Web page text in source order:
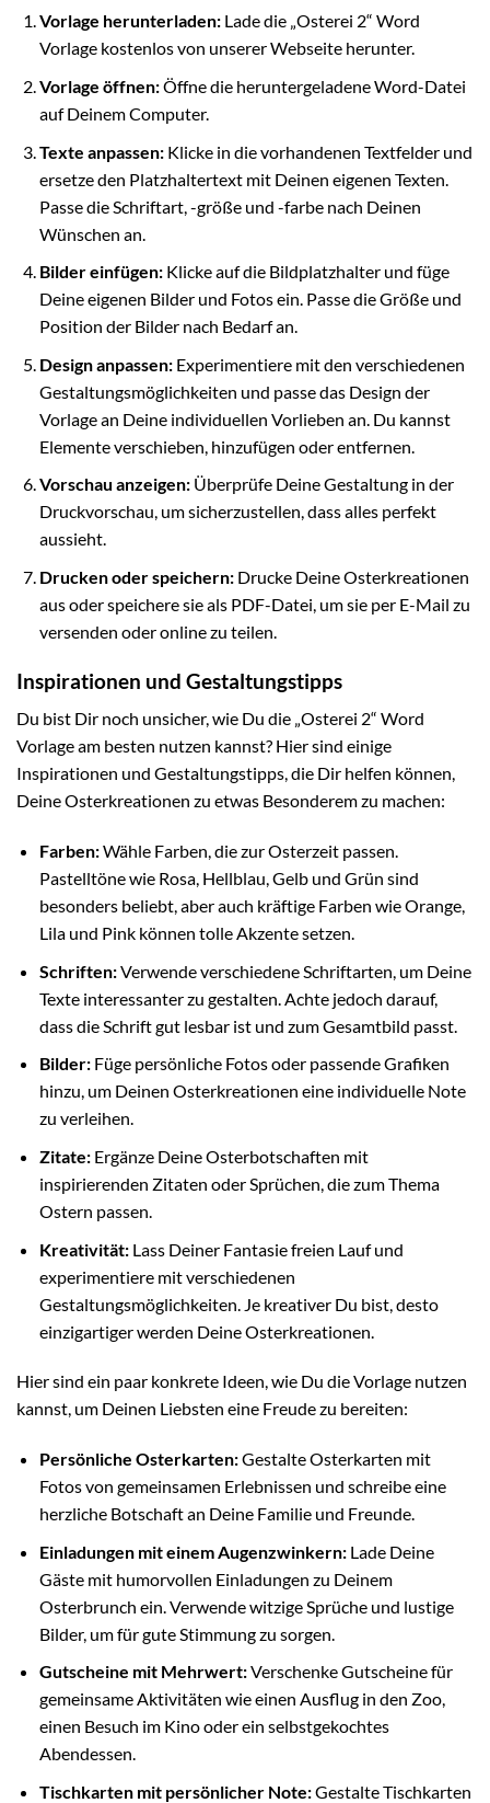
Vorlage herunterladen:Lade die „Osterei 2“ Word
Vorlage kostenlos von unserer Webseite herunter.
Vorlage öffnen:Öffne die heruntergeladene Word-Datei
auf Deinem Computer.
Texte anpassen:Klicke in die vorhandenen Textfelder und
ersetze den Platzhaltertext mit Deinen eigenen Texten.
Passe die Schriftart, -größe und -farbe nach Deinen
Wünschen an.
Bilder einfügen:Klicke auf die Bildplatzhalter und füge
Deine eigenen Bilder und Fotos ein. Passe die Größe und
Position der Bilder nach Bedarf an.
Design anpassen:Experimentiere mit den verschiedenen
Gestaltungsmöglichkeiten und passe das Design der
Vorlage an Deine individuellen Vorlieben an. Du kannst
Elemente verschieben, hinzufügen oder entfernen.
Vorschau anzeigen:Überprüfe Deine Gestaltung in der
Druckvorschau, um sicherzustellen, dass alles perfekt
aussieht.
Drucken oder speichern:Drucke Deine Osterkreationen
aus oder speichere sie als PDF-Datei, um sie per E-Mail zu
versenden oder online zu teilen.
Inspirationen und Gestaltungstipps
Du bist Dir noch unsicher, wie Du die „Osterei 2“ Word
Vorlage am besten nutzen kannst? Hier sind einige
Inspirationen und Gestaltungstipps, die Dir helfen können,
Deine Osterkreationen zu etwas Besonderem zu machen:
Farben:Wähle Farben, die zur Osterzeit passen.
Pastelltöne wie Rosa, Hellblau, Gelb und Grün sind
besonders beliebt, aber auch kräftige Farben wie Orange,
Lila und Pink können tolle Akzente setzen.
Schriften:Verwende verschiedene Schriftarten, um Deine
Texte interessanter zu gestalten. Achte jedoch darauf,
dass die Schrift gut lesbar ist und zum Gesamtbild passt.
Bilder:Füge persönliche Fotos oder passende Grafiken
hinzu, um Deinen Osterkreationen eine individuelle Note
zu verleihen.
Zitate:Ergänze Deine Osterbotschaften mit
inspirierenden Zitaten oder Sprüchen, die zum Thema
Ostern passen.
Kreativität:Lass Deiner Fantasie freien Lauf und
experimentiere mit verschiedenen
Gestaltungsmöglichkeiten. Je kreativer Du bist, desto
einzigartiger werden Deine Osterkreationen.
Hier sind ein paar konkrete Ideen, wie Du die Vorlage nutzen
kannst, um Deinen Liebsten eine Freude zu bereiten:
Persönliche Osterkarten:Gestalte Osterkarten mit
Fotos von gemeinsamen Erlebnissen und schreibe eine
herzliche Botschaft an Deine Familie und Freunde.
Einladungen mit einem Augenzwinkern:Lade Deine
Gäste mit humorvollen Einladungen zu Deinem
Osterbrunch ein. Verwende witzige Sprüche und lustige
Bilder, um für gute Stimmung zu sorgen.
Gutscheine mit Mehrwert:Verschenke Gutscheine für
gemeinsame Aktivitäten wie einen Ausflug in den Zoo,
einen Besuch im Kino oder ein selbstgekochtes
Abendessen.
Tischkarten mit persönlicher Note:Gestalte Tischkarten